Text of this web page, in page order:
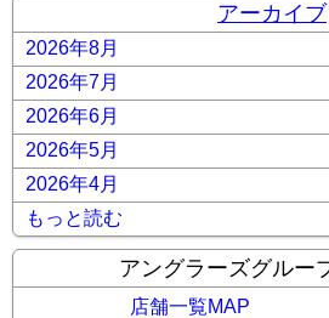
アーカイブ
2026年8月
2026年7月
2026年6月
2026年5月
2026年4月
もっと読む
アングラーズグルー
店舗一覧MAP